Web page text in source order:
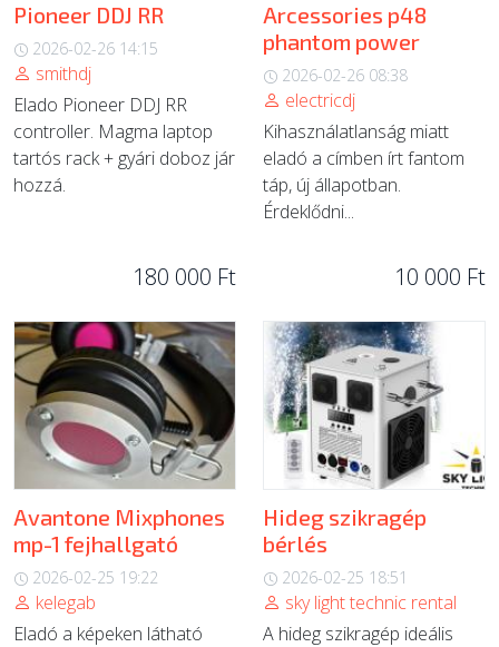
Pioneer DDJ RR
2026-02-26 14:15
smithdj
Elado Pioneer DDJ RR
controller. Magma laptop
tartós rack + gyári doboz jár
hozzá.
180 000 Ft
Arcessories p48
phantom power
2026-02-26 08:38
electricdj
Kihasználatlanság miatt
eladó a címben írt fantom
táp, új állapotban.
Érdeklődni...
10 000 Ft
Avantone Mixphones
mp-1 fejhallgató
2026-02-25 19:22
kelegab
Eladó a képeken látható
Hideg szikragép
bérlés
2026-02-25 18:51
sky light technic rental
A hideg szikragép ideális